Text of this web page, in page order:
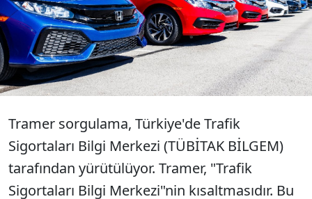
tarafından işletilen bir veritabanı olup, bu
veritabanında, tüm sigortalı araçların hasar
kayıtları tutuluyor. Hasar sorgulama e-Devlet
üzerinden plaka üzerinden yapılabiliyor.
Tramer sorgulama, Türkiye'de Trafik
Sigortaları Bilgi Merkezi (TÜBİTAK BİLGEM)
tarafından yürütülüyor. Tramer, "Trafik
Sigortaları Bilgi Merkezi"nin kısaltmasıdır. Bu